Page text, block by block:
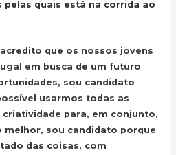
pelas quais está na corrida ao
que os nossos jovens
em busca de um futuro
sou candidato
usarmos todas as
para, em conjunto,
sou candidato porque
das coisas, com